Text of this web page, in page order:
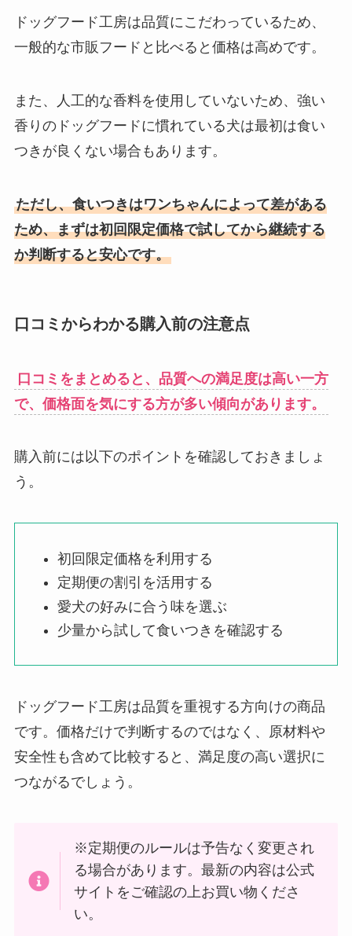
ドッグフード工房は品質にこだわっているため、
一般的な市販フードと比べると価格は高めです。
また、人工的な香料を使用していないため、強い
香りのドッグフードに慣れている犬は最初は食い
つきが良くない場合もあります。
ただし、食いつきはワンちゃんによって差がある
ため、まずは初回限定価格で試してから継続する
か判断すると安心です。
口コミからわかる購入前の注意点
口コミをまとめると、品質への満足度は高い一方
で、価格面を気にする方が多い傾向があります。
購入前には以下のポイントを確認しておきましょ
う。
初回限定価格を利用する
定期便の割引を活用する
愛犬の好みに合う味を選ぶ
少量から試して食いつきを確認する
ドッグフード工房は品質を重視する方向けの商品
です。価格だけで判断するのではなく、原材料や
安全性も含めて比較すると、満足度の高い選択に
つながるでしょう。
※定期便のルールは予告なく変更され
る場合があります。最新の内容は公式
サイトをご確認の上お買い物くださ
い。